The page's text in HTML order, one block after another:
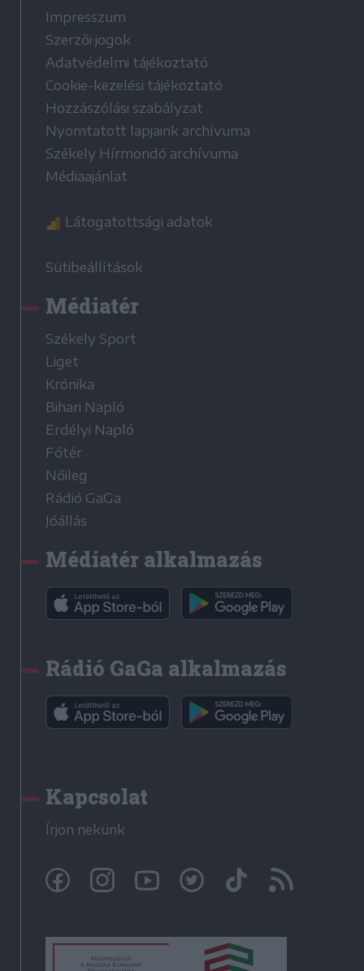
Impresszum
Szerzői jogok
Adatvédelmi tájékoztató
Cookie-kezelési tájékoztató
Hozzászólási szabályzat
Nyomtatott lapjaink archívuma
Székely Hírmondó archívuma
Médiaajánlat
Látogatottsági adatok
Sütibeállítások
Médiatér
Székely Sport
Liget
Krónika
Bihari Napló
Erdélyi Napló
Főtér
Nőileg
Rádió GaGa
Jóállás
Médiatér alkalmazás
Rádió GaGa alkalmazás
Kapcsolat
Írjon nekünk